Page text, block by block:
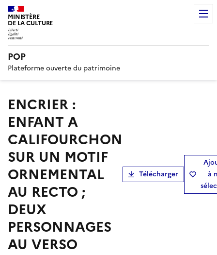
MINISTÈRE
DE LA CULTURE
POP
Plateforme ouverte du patrimoine
ENCRIER :
ENFANT A
CALIFOURCHON
SUR UN MOTIF
ORNEMENTAL
AU RECTO ;
DEUX
PERSONNAGES
AU VERSO
Télécharger
à